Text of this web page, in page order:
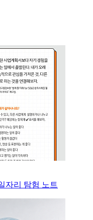
자리 탐험 노트